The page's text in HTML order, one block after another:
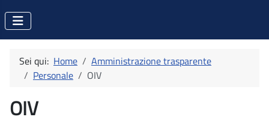
Sei qui: Home
Amministrazione trasparente
Personale
OIV
OIV